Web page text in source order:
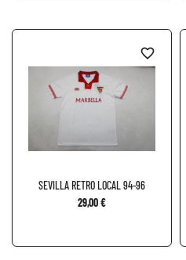
SEVILLA RETRO LOCAL 94-96
29,00 €
favorite_border